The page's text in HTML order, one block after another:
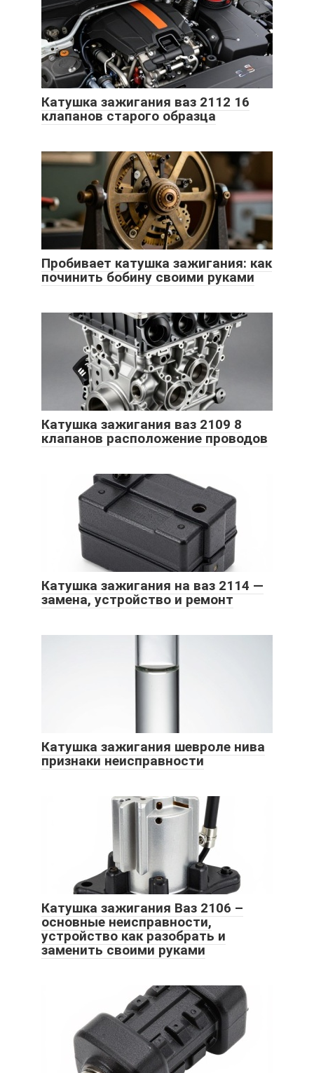
Катушка зажигания ваз 2112 16
клапанов старого образца
Пробивает катушка зажигания: как
починить бобину своими руками
Катушка зажигания ваз 2109 8
клапанов расположение проводов
Катушка зажигания на ваз 2114 —
замена, устройство и ремонт
Катушка зажигания шевроле нива
признаки неисправности
Катушка зажигания Ваз 2106 –
основные неисправности,
устройство как разобрать и
заменить своими руками